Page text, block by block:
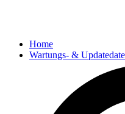
Home
Wartungs- &